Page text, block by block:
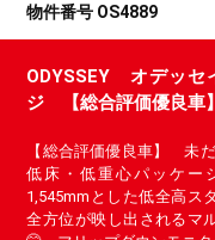
物件番号 OS4889
ODYSSEY オデッ
ジ 【総合評価優良車】
【総合評価優良車】 未
低床・低重心パッケー
1,545mmとした低全高
全方位が映し出されるマ